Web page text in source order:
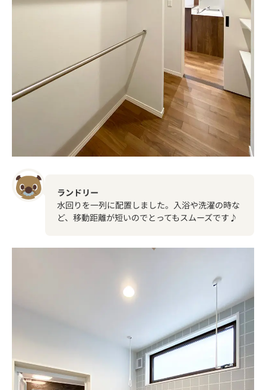
ランドリー
水回りを一列に配置しました。入浴や洗濯の時な
ど、移動距離が短いのでとってもスムーズです♪